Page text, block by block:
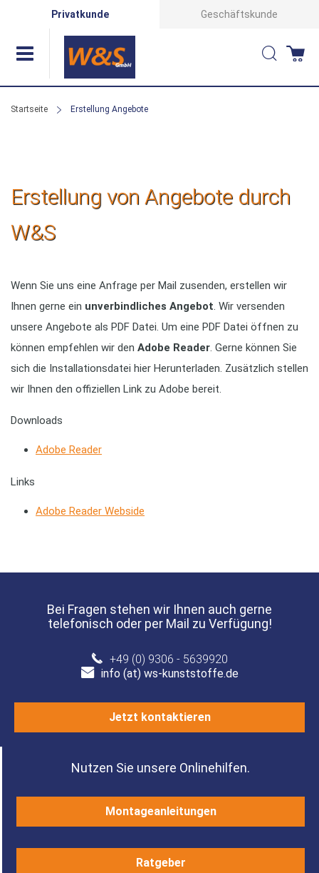
Privatkunde Geschäftskunde
Suche
Startseite Erstellung Angebote
Erstellung von Angebote durch
W&S
Wenn Sie uns eine Anfrage per Mail zusenden, erstellen wir
Ihnen gerne ein unverbindliches Angebot. Wir versenden
unsere Angebote als PDF Datei. Um eine PDF Datei öffnen zu
können empfehlen wir den Adobe Reader. Gerne können Sie
sich die Installationsdatei hier Herunterladen. Zusätzlich stellen
wir Ihnen den offiziellen Link zu Adobe bereit.
Downloads
Adobe Reader
Links
Adobe Reader Webside
Bei Fragen stehen wir Ihnen auch gerne
telefonisch oder per Mail zu Verfügung!
+49 (0) 9306 - 5639920
info (at) ws-kunststoffe.de
Jetzt kontaktieren
Nutzen Sie unsere Onlinehilfen.
Montageanleitungen
Ratgeber